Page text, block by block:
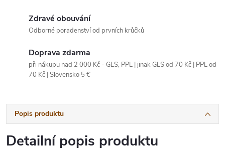
Zdravé obouvání
Odborné poradenství od prvních krůčků
Doprava zdarma
při nákupu nad 2 000 Kč - GLS, PPL | jinak GLS od 70 Kč | PPL od
70 Kč | Slovensko 5 €
Popis produktu
Detailní popis produktu